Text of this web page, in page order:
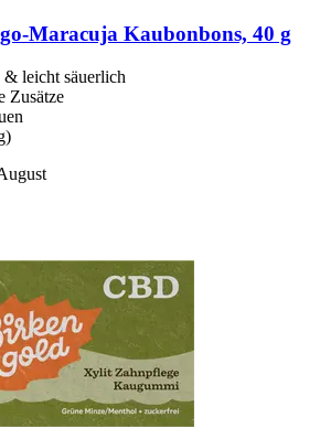
​Maracuja Kaubonbons, 40 g
leicht säuerlich
Zusätze